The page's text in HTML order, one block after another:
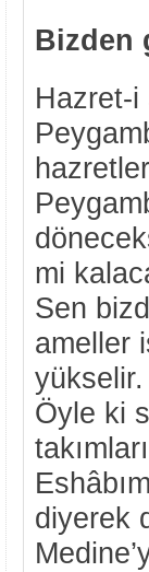
Bizden
Hazret-i
mi
Sen
ameller
yükselir.
Öyle ki
diyerek